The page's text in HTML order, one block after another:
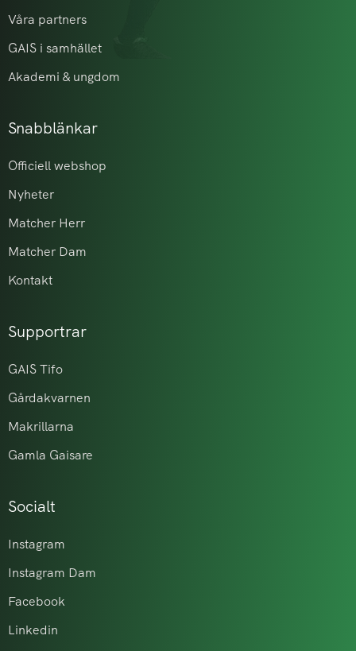
Våra partners
GAIS i samhället
Akademi & ungdom
Snabblänkar
Officiell webshop
Nyheter
Matcher Herr
Matcher Dam
Kontakt
Supportrar
GAIS Tifo
Gårdakvarnen
Makrillarna
Gamla Gaisare
Socialt
Instagram
Instagram Dam
Facebook
Linkedin